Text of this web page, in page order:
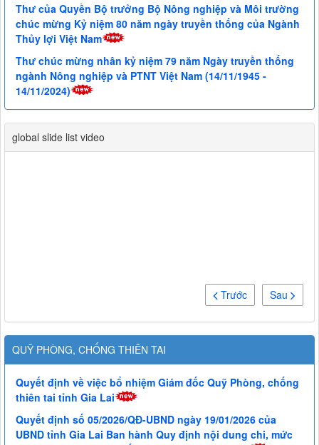
Thư của Quyền Bộ trưởng Bộ Nông nghiệp và Môi trường
chúc mừng Kỷ niệm 80 năm ngày truyền thống của Ngành
Thủy lợi Việt Nam
Thư chúc mừng nhân kỷ niệm 79 năm Ngày truyền thống
ngành Nông nghiệp và PTNT Việt Nam (14/11/1945 -
14/11/2024)
global slide list video
Sau
Trước
QUỸ PHÒNG, CHỐNG THIÊN TAI
Quyết định về việc bổ nhiệm Giám đốc Quỹ Phòng, chống
thiên tai tỉnh Gia Lai
Quyết định số 05/2026/QĐ-UBND ngày 19/01/2026 của
UBND tỉnh Gia Lai Ban hành Quy định nội dung chi, mức